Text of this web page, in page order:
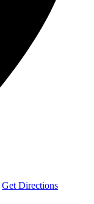
Get Directions